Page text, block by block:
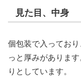
見た目、中身
個包装で入ってお
っと厚みがありま
りとしています。